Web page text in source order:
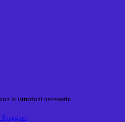
le istruzioni necessarie.